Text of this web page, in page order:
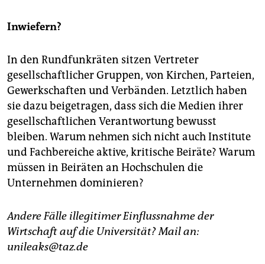
Inwiefern?
In den Rundfunkräten sitzen Vertreter
gesellschaftlicher Gruppen, von Kirchen, Parteien,
Gewerkschaften und Verbänden. Letztlich haben
sie dazu beigetragen, dass sich die Medien ihrer
gesellschaftlichen Verantwortung bewusst
bleiben. Warum nehmen sich nicht auch Institute
und Fachbereiche aktive, kritische Beiräte? Warum
müssen in Beiräten an Hochschulen die
Unternehmen dominieren?
Andere Fälle illegitimer Einflussnahme der
Wirtschaft auf die Universität? Mail an:
unileaks@taz.de